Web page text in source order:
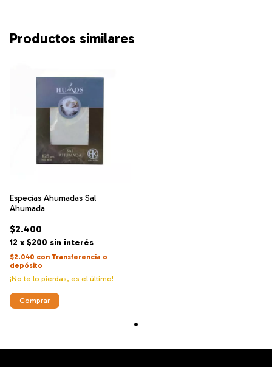
Productos similares
Especias Ahumadas Sal
Ahumada
$2.400
12 x $200 sin interés
$2.040 con Transferencia o
depósito
¡No te lo pierdas, es el último!